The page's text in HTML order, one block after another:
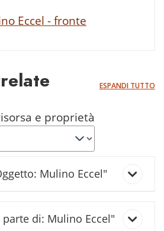
Eccel - fronte
ESPANDI TUTTO
e proprietà
Mulino Eccel"
di: Mulino Eccel"